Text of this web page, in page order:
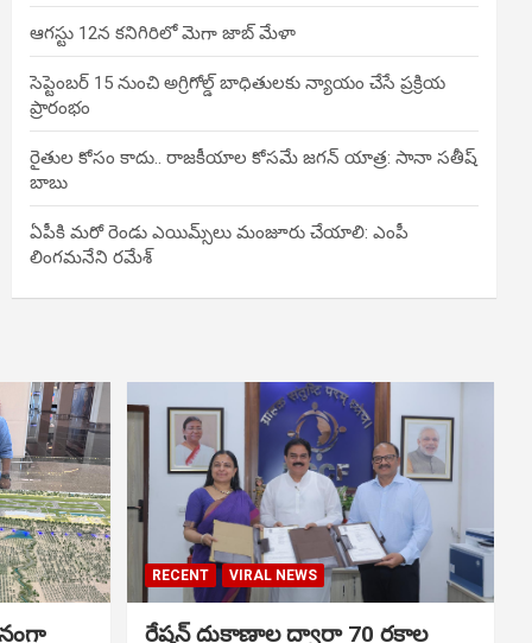
ఆగస్టు 12న కనిగిరిలో మెగా జాబ్ మేళా
సెప్టెంబర్ 15 నుంచి అగ్రిగోల్డ్ బాధితులకు న్యాయం చేసే ప్రక్రియ
ప్రారంభం
రైతుల కోసం కాదు.. రాజకీయాల కోసమే జగన్ యాత్ర: సానా సతీష్
బాబు
ఏపీకి మరో రెండు ఎయిమ్స్‌లు మంజూరు చేయాలి: ఎంపీ
లింగమనేని రమేశ్
RECENT VIRAL NEWS
రేషన్ దుకాణాల ద్వారా 70 రకాల